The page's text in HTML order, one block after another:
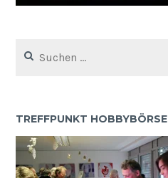
nach:
TREFFPUNKT HOBBYBÖRSE